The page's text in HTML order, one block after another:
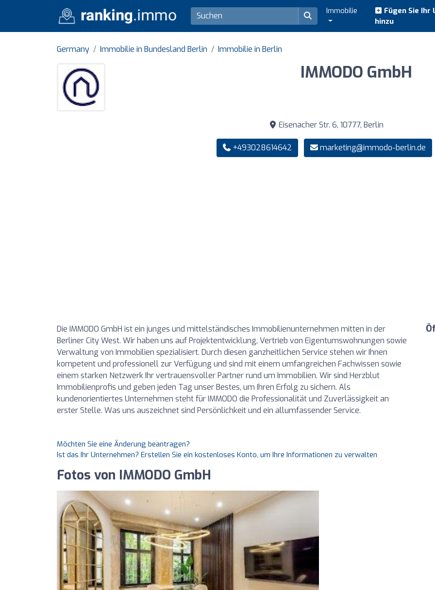
Immobilie
Fügen Sie
hinzu
Germany Immobilie in Bundesland Berlin Immobilie in Berlin
IMMODO GmbH
Eisenacher Str. 6, 10777, Berlin
+493028614642 marketing@immodo-berlin.de
Die IMMODO GmbH ist ein junges und mittelständisches Immobilienunternehmen mitten in der
Berliner City West. Wir haben uns auf Projektentwicklung, Vertrieb von Eigentumswohnungen sowie
Verwaltung von Immobilien spezialisiert. Durch diesen ganzheitlichen Service stehen wir Ihnen
kompetent und professionell zur Verfügung und sind mit einem umfangreichen Fachwissen sowie
einem starken Netzwerk Ihr vertrauensvoller Partner rund um Immobilien. Wir sind Herzblut
Immobilienprofis und geben jeden Tag unser Bestes, um Ihren Erfolg zu sichern. Als
kundenorientiertes Unternehmen steht für IMMODO die Professionalität und Zuverlässigkeit an
erster Stelle. Was uns auszeichnet sind Persönlichkeit und ein allumfassender Service.
Möchten Sie eine Änderung beantragen?
Ist das Ihr Unternehmen? Erstellen Sie ein kostenloses Konto, um Ihre Informationen zu verwalten
Fotos von IMMODO GmbH